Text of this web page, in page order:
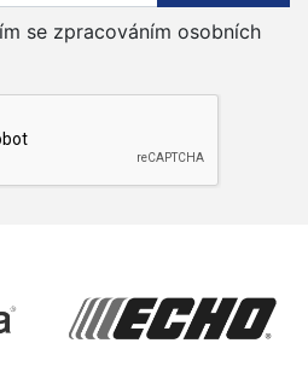
se zpracováním osobních